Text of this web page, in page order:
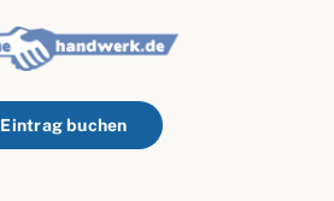
Eintrag buchen